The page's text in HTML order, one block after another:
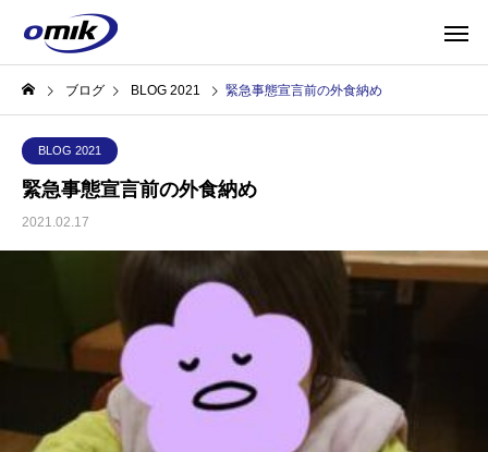
ブログ BLOG 2021 緊急事態宣言前の外食納め
BLOG 2021
緊急事態宣言前の外食納め
2021.02.17